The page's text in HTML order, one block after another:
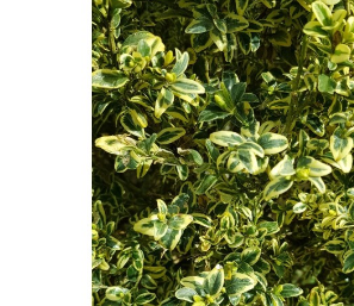
d'exception
Plantes et
décoratif
Plantes
Fourgères
Bambous et